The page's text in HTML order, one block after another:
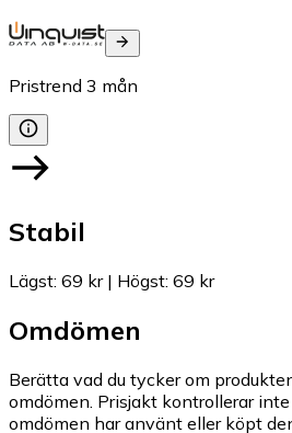
Pristrend 3 mån
Stabil
Lägst: 69 kr| Högst: 69 kr
Omdömen
Berätta vad du tycker om
omdömen. Prisjakt kontrollerar
omdömen har använt eller köpt